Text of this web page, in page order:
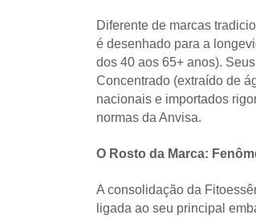
Diferente de marcas
é desenhado para a
dos 40 aos 65+ anos).
Concentrado (extraído de
nacionais e importados
normas da Anvisa.
O Rosto da Marca:
A consolidação da
ligada ao seu principal